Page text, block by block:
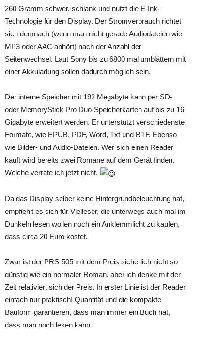
260 Gramm schwer, schlank und nutzt die E-Ink-
Technologie für den Display. Der Stromverbrauch richtet
sich demnach (wenn man nicht gerade Audiodateien wie
MP3 oder AAC anhört) nach der Anzahl der
Seitenwechsel. Laut Sony bis zu 6800 mal umblättern mit
einer Akkuladung sollen dadurch möglich sein.
Der interne Speicher mit 192 Megabyte kann per SD-
oder MemoryStick Pro Duo-Speicherkarten auf bis zu 16
Gigabyte erweitert werden. Er unterstützt verschiedenste
Formate, wie EPUB, PDF, Word, Txt und RTF. Ebenso
wie Bilder- und Audio-Dateien. Wer sich einen Reader
kauft wird bereits zwei Romane auf dem Gerät finden.
Welche verrate ich jetzt nicht.
Da das Display selber keine Hintergrundbeleuchtung hat,
empfiehlt es sich für Vielleser, die unterwegs auch mal im
Dunkeln lesen wollen noch ein Anklemmlicht zu kaufen,
dass circa 20 Euro kostet.
Zwar ist der PRS-505 mit dem Preis sicherlich nicht so
günstig wie ein normaler Roman, aber ich denke mit der
Zeit relativiert sich der Preis. In erster Linie ist der Reader
einfach nur praktisch! Quantität und die kompakte
Bauform garantieren, dass man immer ein Buch hat,
dass man noch lesen kann.